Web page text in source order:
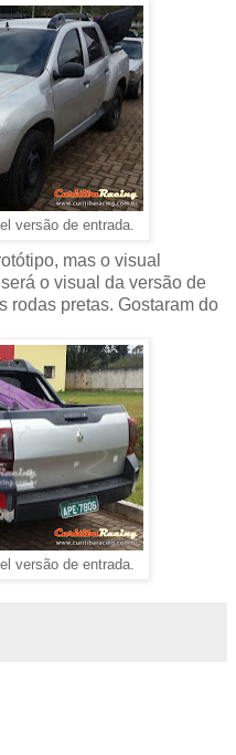
versão de entrada.
mas o visual
o visual da versão de
rodas pretas. Gostaram do
versão de entrada.